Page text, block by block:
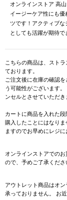
オンラインストア 高
イージーケア性にも
ツです！アクティブ
としても活躍が期待で
こちらの商品は、スト
ております。
ご注文後に在庫の確認
う可能性がございます
ンセルとさせていただ
カートに商品を入れた
購入したことにはなり
ますのでお早めにレジに
オンラインストアでの
ので、予めご了承くださ
アウトレット商品はオ
承っておりません。 お